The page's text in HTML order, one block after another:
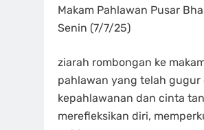
Makam Pahlawan Pusar
Senin (7/7/25)
ziarah rombongan ke
pahlawan yang telah gugur
kepahlawanan dan cinta
merefleksikan diri,